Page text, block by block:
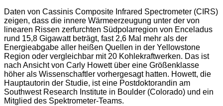
Daten von Cassinis Composite Infrared Spectrometer (CIRS)
zeigen, dass die innere Wärmeerzeugung unter der von
linearen Rissen zerfurchten Südpolarregion von Enceladus
rund 15,8 Gigawatt beträgt, fast 2,6 Mal mehr als der
Energieabgabe aller heißen Quellen in der Yellowstone
Region oder vergleichbar mit 20 Kohlekraftwerken. Das ist
nach Ansicht von Carly Howett über eine Größenklasse
höher als Wissenschaftler vorhergesagt hatten. Howett, die
Hauptautorin der Studie, ist eine Postdoktorandin am
Southwest Research Institute in Boulder (Colorado) und ein
Mitglied des Spektrometer-Teams.